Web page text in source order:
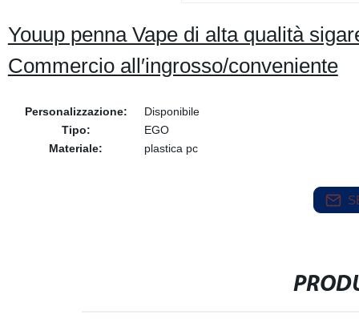
Youup penna Vape di alta qualità
Commercio all′ingrosso/conveniente
Personalizzazione:
Disponibile
Tipo:
EGO
Materiale:
plastica pc